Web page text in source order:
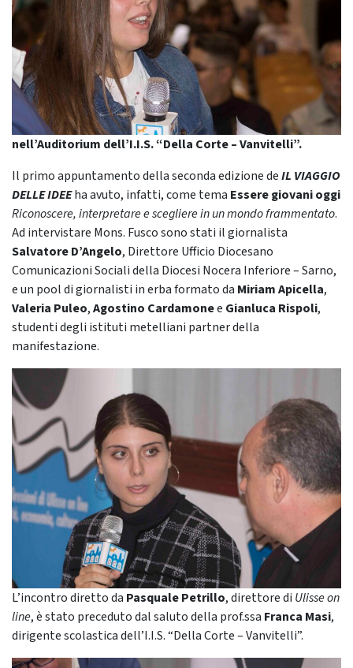
nell’Auditorium dell’I.I.S. “Della Corte – Vanvitelli”.
Il primo appuntamento della seconda edizione deIL VIAGGIO
DELLE IDEEha avuto, infatti, come tema Essere giovani oggi
Riconoscere, interpretare e scegliere in un mondo frammentato.
Ad intervistare Mons. Fusco sono stati il giornalista
SalvatoreD’Angelo, Direttore Ufficio Diocesano
Comunicazioni Sociali della Diocesi Nocera Inferiore – Sarno,
e un pool di giornalisti in erba formato da Miriam Apicella,
Valeria Puleo,Agostino Cardamonee Gianluca Rispoli,
studenti degli istituti metelliani partner della
manifestazione.
L’incontro diretto da Pasquale Petrillo, direttore di Ulisse on
line, è stato preceduto dal saluto della prof.ssa Franca Masi,
dirigente scolastica dell’I.I.S. “Della Corte – Vanvitelli”.